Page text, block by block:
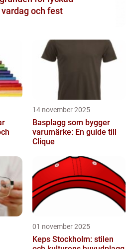
och fest
14 november 2025
Basplagg som bygger
varumärke: En guide till
Clique
01 november 2025
Keps Stockholm: stilen